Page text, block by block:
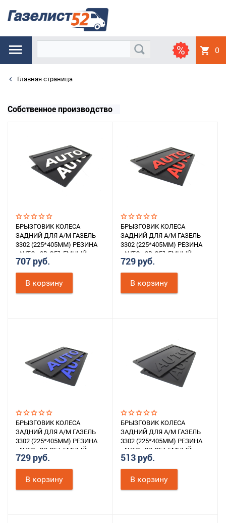
0
Главная страница
Собственное производство
БРЫЗГОВИК КОЛЕСА
ЗАДНИЙ ДЛЯ А/М ГАЗЕЛЬ
3302 (225*405ММ) РЕЗИНА
«AUTO» 3D ОБЪЕМНЫЙ
ТЕКСТ (БЕЛЫЙ) К-Т 2ШТ.
707 руб.
В корзину
БРЫЗГОВИК КОЛЕСА
ЗАДНИЙ ДЛЯ А/М ГАЗЕЛЬ
3302 (225*405ММ) РЕЗИНА
«AUTO» 3D ОБЪЕМНЫЙ
ТЕКСТ (КРАСНЫЙ) К-Т 2ШТ.
729 руб.
В корзину
БРЫЗГОВИК КОЛЕСА
ЗАДНИЙ ДЛЯ А/М ГАЗЕЛЬ
3302 (225*405ММ) РЕЗИНА
«AUTO» 3D ОБЪЕМНЫЙ
ТЕКСТ (СИНИЙ) К-Т 2ШТ.
729 руб.
В корзину
БРЫЗГОВИК КОЛЕСА
ЗАДНИЙ ДЛЯ А/М ГАЗЕЛЬ
3302 (225*405ММ) РЕЗИНА
«AUTO» 3D ОБЪЕМНЫЙ
ТЕКСТ (ЧЕРНЫЙ) К-Т 2ШТ.
513 руб.
В корзину